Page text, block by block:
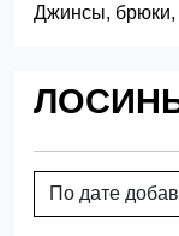
Джинсы,